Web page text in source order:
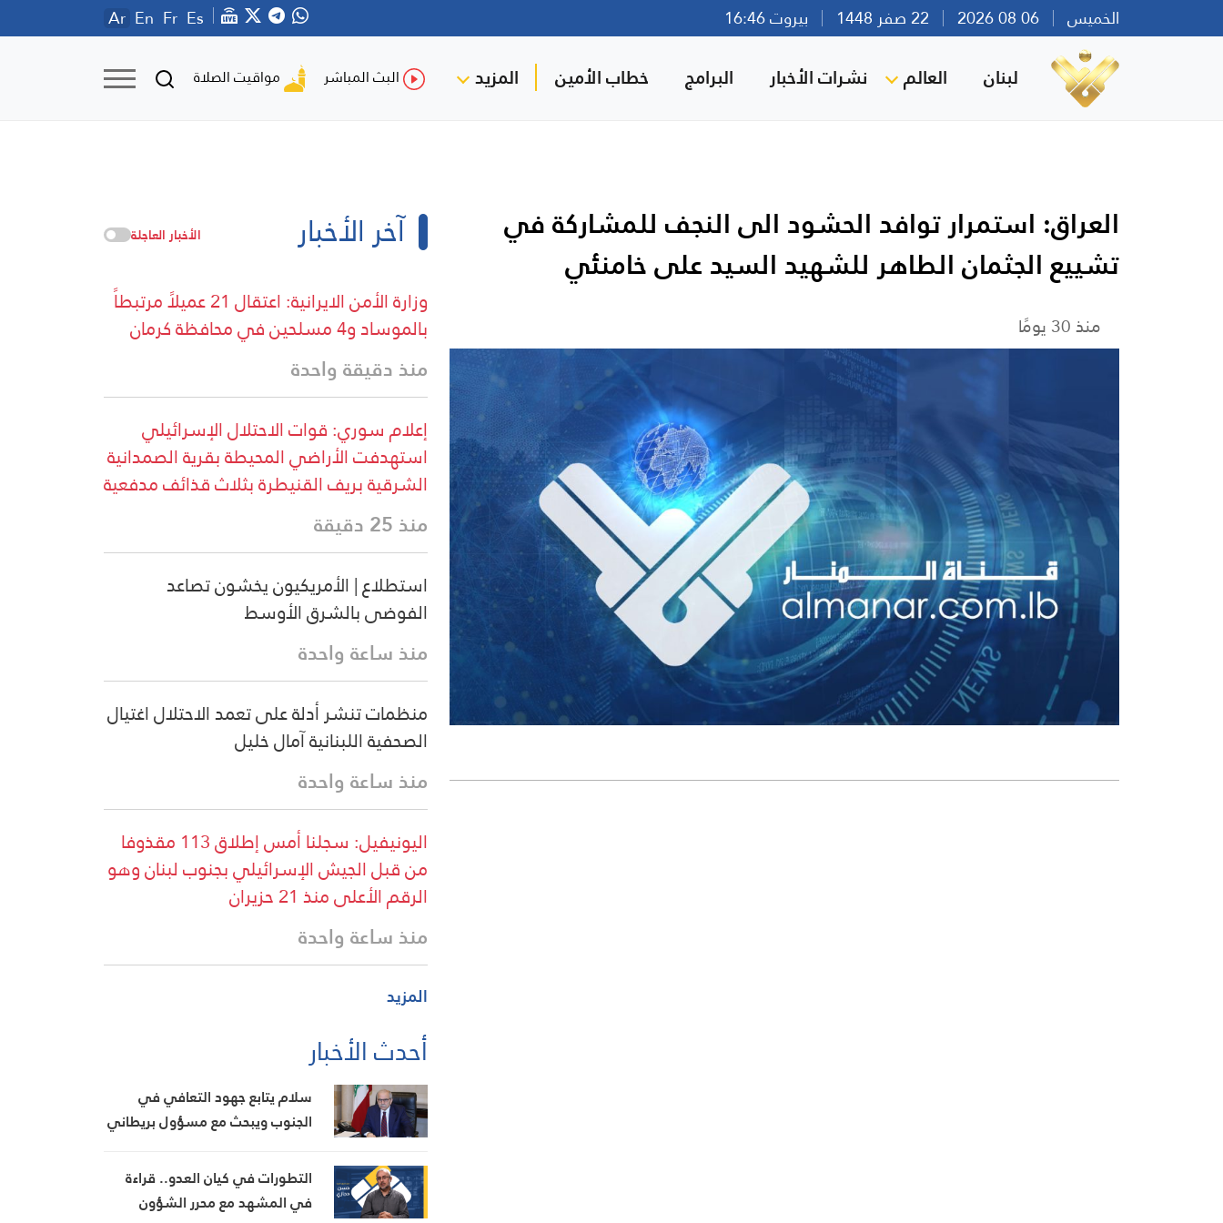
الخميس بيروت 16:46 Ar En Fr Es
لبنان العالم نشرات الأخبار البرامج خطاب الأمين المزيد البث المباشر مواقيت الصلاة
العراق: استمرار توافد الحشود الى النجف للمشاركة في
تشييع الجثمان الطاهر للشهيد السيد على خامنئي
منذ 30 يومًا
آخر الأخبار الأخبار العاجلة
وزارة الأمن الايرانية: اعتقال 21 عميلاً مرتبطاً
بالموساد و4 مسلحين في محافظة كرمان
منذ دقيقة واحدة
إعلام سوري: قوات الاحتلال الإسرائيلي
استهدفت الأراضي المحيطة بقرية الصمدانية
الشرقية بريف القنيطرة بثلاث قذائف مدفعية
منذ 25 دقيقة
استطلاع | الأمريكيون يخشون تصاعد
الفوضى بالشرق الأوسط
منذ ساعة واحدة
منظمات تنشر أدلة على تعمد الاحتلال اغتيال
الصحفية اللبنانية آمال خليل
منذ ساعة واحدة
اليونيفيل: سجلنا أمس إطلاق 113 مقذوفا
من قبل الجيش الإسرائيلي بجنوب لبنان وهو
الرقم الأعلى منذ 21 حزيران
منذ ساعة واحدة
المزيد
أحدث الأخبار
سلام يتابع جهود التعافي في
الجنوب ويبحث مع مسؤول بريطاني
التطورات في كيان العدو.. قراءة
في المشهد مع محرر الشؤون